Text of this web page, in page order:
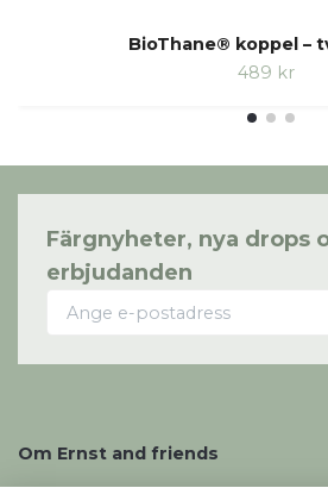
BioThane® koppel –
489 kr
Färgnyheter, nya drops
erbjudanden
Om Ernst and friends